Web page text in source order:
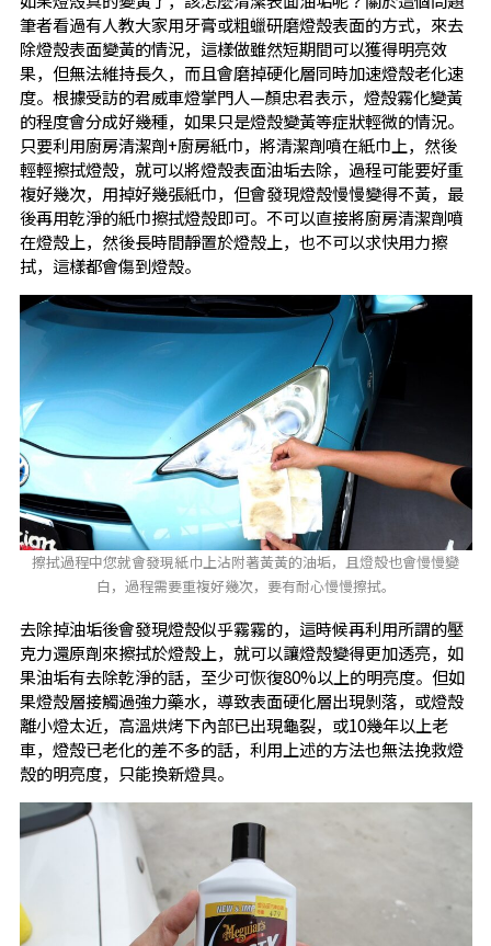
筆者看過有人教大家用牙膏或粗蠟研磨燈殼表面的方式，來去
除燈殼表面變黃的情況，這樣做雖然短期間可以獲得明亮效
果，但無法維持長久，而且會磨掉硬化層同時加速燈殼老化速
度。根據受訪的君威車燈掌門人—顏忠君表示，燈殼霧化變黃
的程度會分成好幾種，如果只是燈殼變黃等症狀輕微的情況。
只要利用廚房清潔劑+廚房紙巾，將清潔劑噴在紙巾上，然後
輕輕擦拭燈殼，就可以將燈殼表面油垢去除，過程可能要好重
複好幾次，用掉好幾張紙巾，但會發現燈殼慢慢變得不黃，最
後再用乾淨的紙巾擦拭燈殼即可。不可以直接將廚房清潔劑噴
在燈殼上，然後長時間靜置於燈殼上，也不可以求快用力擦
拭，這樣都會傷到燈殼。
擦拭過程中您就會發現紙巾上沾附著黃黃的油垢，且燈殼也會慢慢變
白，過程需要重複好幾次，要有耐心慢慢擦拭。
去除掉油垢後會發現燈殼似乎霧霧的，這時候再利用所謂的壓
克力還原劑來擦拭於燈殼上，就可以讓燈殼變得更加透亮，如
果油垢有去除乾淨的話，至少可恢復80%以上的明亮度。但如
果燈殼層接觸過強力藥水，導致表面硬化層出現剝落，或燈殼
離小燈太近，高溫烘烤下內部已出現龜裂，或10幾年以上老
車，燈殼已老化的差不多的話，利用上述的方法也無法挽救燈
殼的明亮度，只能換新燈具。